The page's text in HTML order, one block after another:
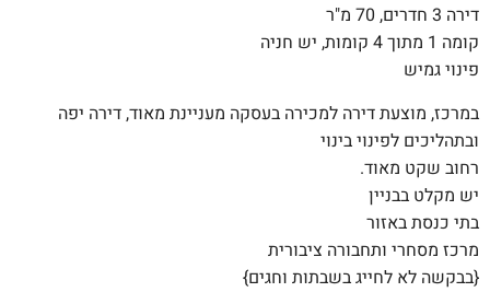
דירה 3 חדרים, 70 מ"ר
קומה 1 מתוך 4 קומות, יש חניה
פינוי גמיש
במרכז, מוצעת דירה למכירה בעסקה מעניינת מאוד, דירה יפה
ובתהליכים לפינוי בינוי
רחוב שקט מאוד.
יש מקלט בבניין
בתי כנסת באזור
מרכז מסחרי ותחבורה ציבורית
{בבקשה לא לחייג בשבתות וחגים}